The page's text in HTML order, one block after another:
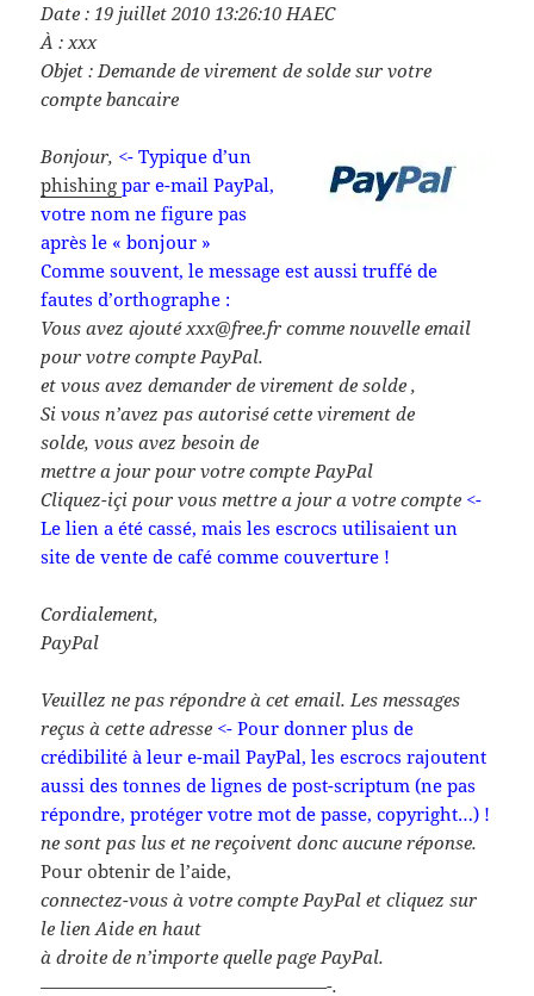
Date : 19 juillet 2010 13:26:10 HAEC
À : xxx
Objet : Demande de virement de solde sur votre
compte bancaire
Bonjour, <- Typique d’un
phishingpar e-mail PayPal,
votre nom ne figure pas
après le « bonjour »
Comme souvent, le message est aussi truffé de
fautes d’orthographe :
Vous avez ajouté xxx@free.fr comme nouvelle email
pour votre compte PayPal.
et vous avez demander de virement de solde ,
Si vous n’avez pas autorisé cette virement de
solde, vous avez besoin de
mettre a jour pour votre compte PayPal
Cliquez-içi pour vous mettre a jour a votre compte <-
Le lien a été cassé, mais les escrocs utilisaient un
site de vente de café comme couverture !
Cordialement,
PayPal
Veuillez ne pas répondre à cet email. Les messages
reçus à cette adresse <- Pour donner plus de
crédibilité à leur e-mail PayPal, les escrocs rajoutent
aussi des tonnes de lignes de post-scriptum (ne pas
répondre, protéger votre mot de passe, copyright…) !
ne sont pas lus et ne reçoivent donc aucune réponse.
Pour obtenir de l’aide,
connectez-vous à votre compte PayPal et cliquez sur
le lien Aide en haut
à droite de n’importe quelle page PayPal.
————————————————-.